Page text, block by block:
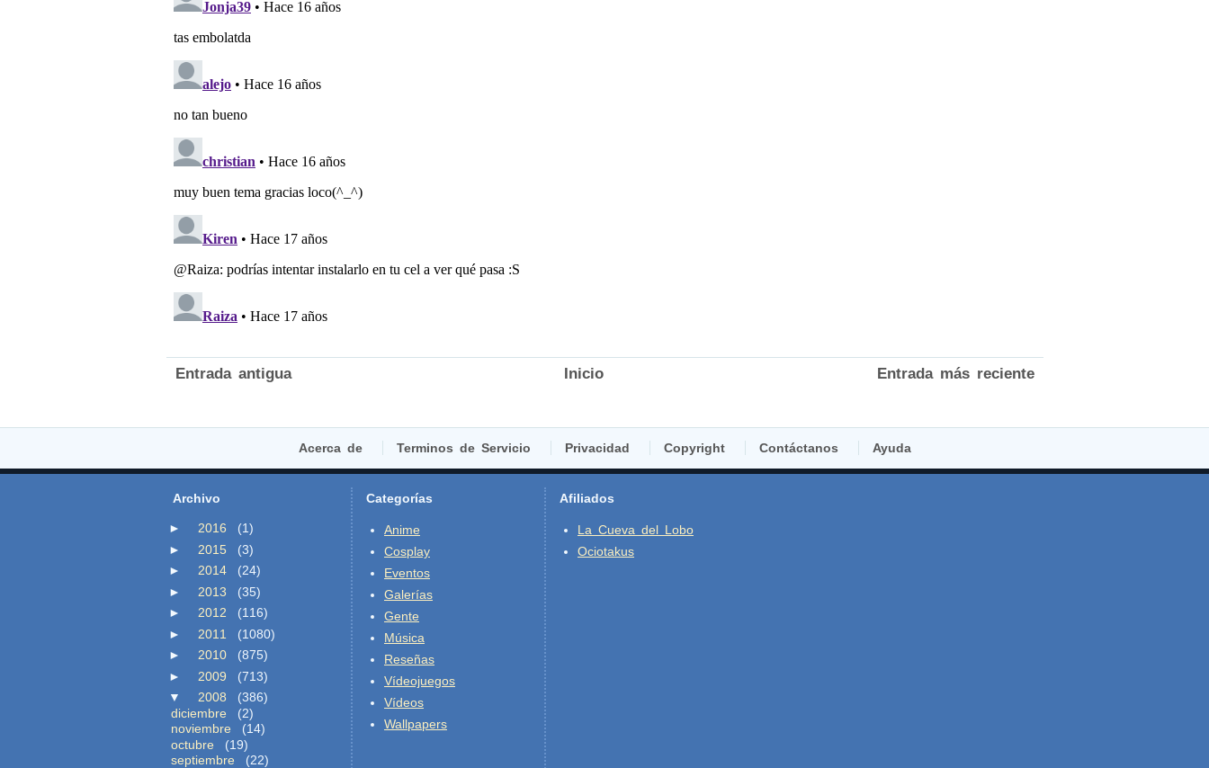
Entrada más reciente
Entrada antigua Inicio
Acerca de Terminos de Servicio Privacidad Copyright Contáctanos Ayuda
Archivo
► 2016
(1)
►
2015
(3)
►
2014
(24)
►
2013
(35)
►
2012
(116)
►
2011
(1080)
►
2010
(875)
►
2009
(713)
▼
2008
(386)
diciembre
(2)
noviembre
(14)
octubre
(19)
septiembre
(22)
Categorías
Anime
Cosplay
Eventos
Galerías
Gente
Música
Reseñas
Vídeojuegos
Vídeos
Wallpapers
Afiliados
La Cueva del Lobo
Ociotakus